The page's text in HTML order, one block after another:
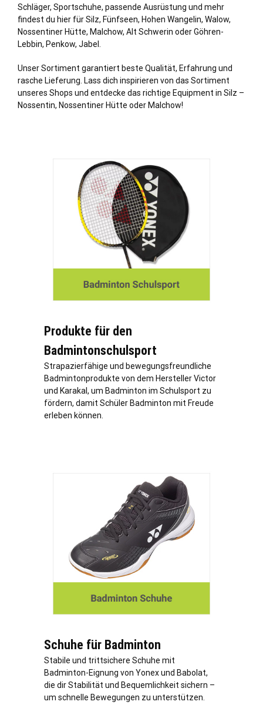
Schläger, Sportschuhe, passende Ausrüstung und mehr
findest du hier für Silz, Fünfseen, Hohen Wangelin, Walow,
Nossentiner Hütte, Malchow, Alt Schwerin oder Göhren-
Lebbin, Penkow, Jabel.
Unser Sortiment garantiert beste Qualität, Erfahrung und
rasche Lieferung. Lass dich inspirieren von das Sortiment
unseres Shops und entdecke das richtige Equipment in Silz –
Nossentin, Nossentiner Hütte oder Malchow!
Produkte für den
Badmintonschulsport
Strapazierfähige und bewegungsfreundliche
Badmintonprodukte von dem Hersteller Victor
und Karakal, um Badminton im Schulsport zu
fördern, damit Schüler Badminton mit Freude
erleben können.
Schuhe für Badminton
Stabile und trittsichere Schuhe mit
Badminton-Eignung von Yonex und Babolat,
die dir Stabilität und Bequemlichkeit sichern –
um schnelle Bewegungen zu unterstützen.